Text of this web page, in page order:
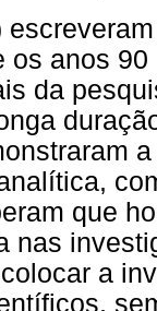
os anos
da
que
nas
a